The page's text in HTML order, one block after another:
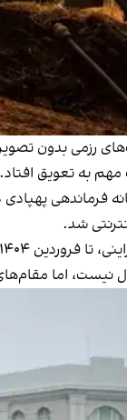
رزمی بدون
به‌ تعویق افتاد.
فرماندهی
شد.
به این کشور ارسال شده است.
اما